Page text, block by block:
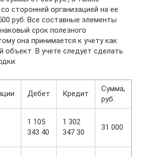
сторонней организацией на ее
руб. Все составные элементы
срок полезного
она принимается к учету как
объект. В учете следует сделать
Дебет Кредит
Сумма,
руб.
1 105
343 40
1 302
347 30
31 000